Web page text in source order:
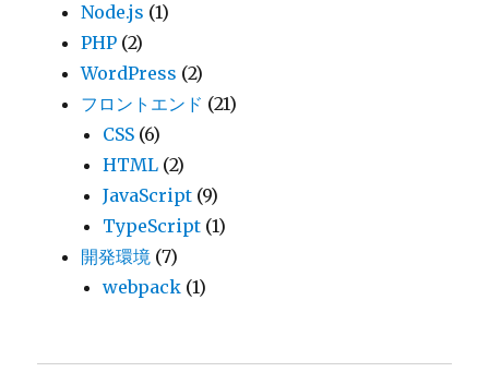
Node.js (1)
PHP (2)
WordPress (2)
フロントエンド (21)
CSS (6)
HTML (2)
JavaScript (9)
TypeScript (1)
開発環境 (7)
webpack (1)